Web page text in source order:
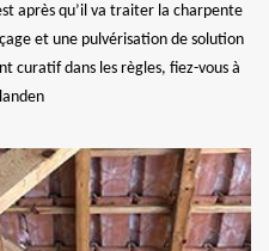
après qu’il va traiter la charpente
et une pulvérisation de solution
curatif dans les règles, fiez-vous à